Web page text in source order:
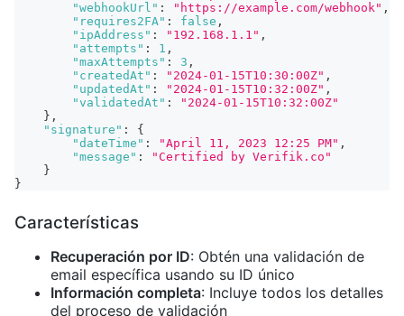
"webhookUrl" : "https://example.com/webhook" ,
"requires2FA" : false ,
"ipAddress" : "192.168.1.1" ,
"attempts" : 1 ,
"maxAttempts" : 3 ,
"createdAt" : "2024-01-15T10:30:00Z" ,
"updatedAt" : "2024-01-15T10:32:00Z" ,
"validatedAt" :
"2024-01-15T10:32:00Z"
} ,
"signature" :
{
"dateTime" : "April 11, 2023 12:25 PM" ,
"message" :
"Certified by Verifik.co"
}
}
Características
Recuperación por ID: Obtén una validación de
email específica usando su ID único
Información completa: Incluye todos los detalles
del proceso de validación